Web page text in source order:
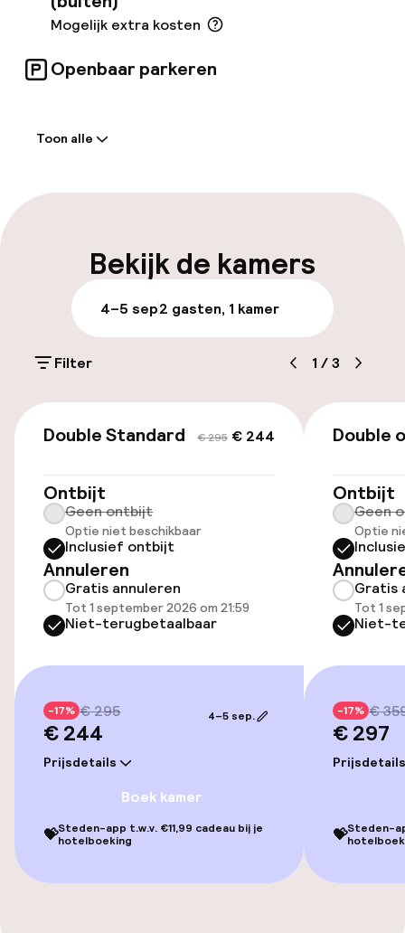
Mogelijk extra kosten
Openbaar parkeren
Laat uitchecken mogelijk
Bagageruimte
Parkeren & mobiliteit
(buiten)
Mogelijk extra kosten
Luchthavenshuttle
Transferservice
Fietsverhuur
Toegankelijkheid
Overal rolstoeltoegankelijk
Toon alle
Bekijk de kamers
4–5 sep2 gasten, 1 kamer
Filter 1 /3
€ 295 € 244
Double Standard
Ontbijt
Geen ontbijt
Optie niet beschikbaar
Inclusief ontbijt
Annuleren
Gratis annuleren
Tot 1 september 2026 om 21:59
Niet-terugbetaalbaar
-17% € 295
€ 244
Prijsdetails
4–5 sep.
Boek kamer
💝Steden-app t.w.v. €11,99 cadeau bij je
hotelboeking
Double
Ontbijt
Geen
Optie
Gratis
Tot 1
Niet-
-17% €
€ 297
Prijsdetails
💝Steden-